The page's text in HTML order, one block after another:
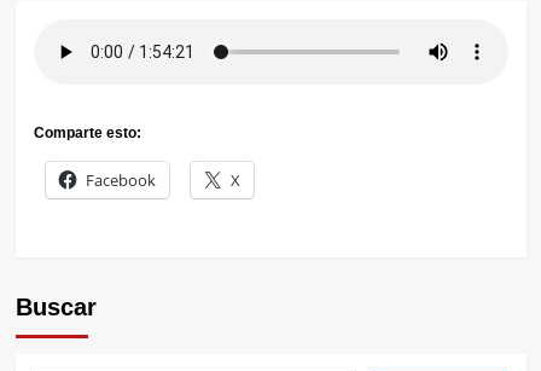
Comparte esto:
Facebook X
Buscar